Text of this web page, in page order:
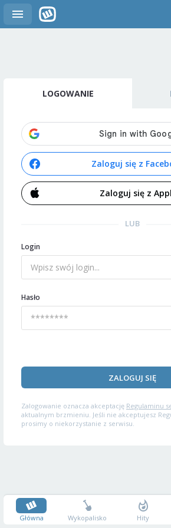
LOGOWANIE
Zaloguj się z
Zaloguj się z
LUB
Login
Hasło
ZALOGUJ SIĘ
Zalogowanie oznacza akceptację Regulaminu
aktualnym brzmieniu. Jeśli nie akceptujesz
prosimy o niekorzystanie z serwisu.
Główna Wykopalisko Hity